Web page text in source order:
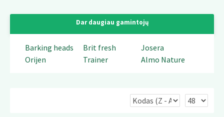
Dar daugiau gamintojų
Barking heads Brit fresh
Josera
Orijen
Trainer Almo Nature